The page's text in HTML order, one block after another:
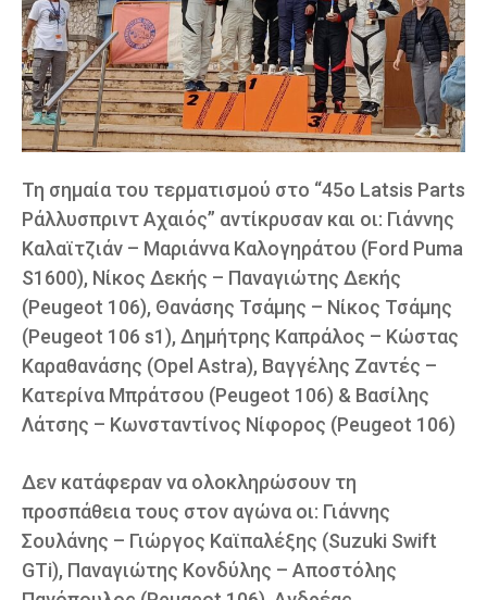
Τη σημαία του τερματισμού στο “45ο Latsis Parts
Ράλλυσπριντ Αχαιός” αντίκρυσαν και οι: Γιάννης
Καλαϊτζιάν – Μαριάννα Καλογηράτου (Ford Puma
S1600), Νίκος Δεκής – Παναγιώτης Δεκής
(Peugeot 106), Θανάσης Τσάμης – Νίκος Τσάμης
(Peugeot 106 s1), Δημήτρης Καπράλος – Κώστας
Καραθανάσης (Opel Astra), Βαγγέλης Ζαντές –
Κατερίνα Μπράτσου (Peugeot 106) & Βασίλης
Λάτσης – Κωνσταντίνος Νίφορος (Peugeot 106)
Δεν κατάφεραν να ολοκληρώσουν τη
προσπάθεια τους στον αγώνα οι: Γιάννης
Σουλάνης – Γιώργος Καϊπαλέξης (Suzuki Swift
GTi), Παναγιώτης Κονδύλης – Αποστόλης